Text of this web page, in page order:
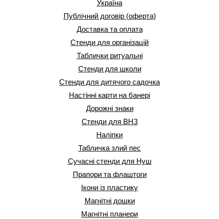
Україна
Публічний договір (оферта)
Доставка та оплата
Стенди для організацій
Таблички ритуальні
Стенди для школи
Стенди для дитячого садочка
Настінні карти на банері
Дорожні знаки
Стенди для ВНЗ
Наліпки
Табличка злий пес
Сучасні стенди для Нуш
Прапори та флаштоги
Ікони із пластику
Магнітні дошки
Магнітні планери